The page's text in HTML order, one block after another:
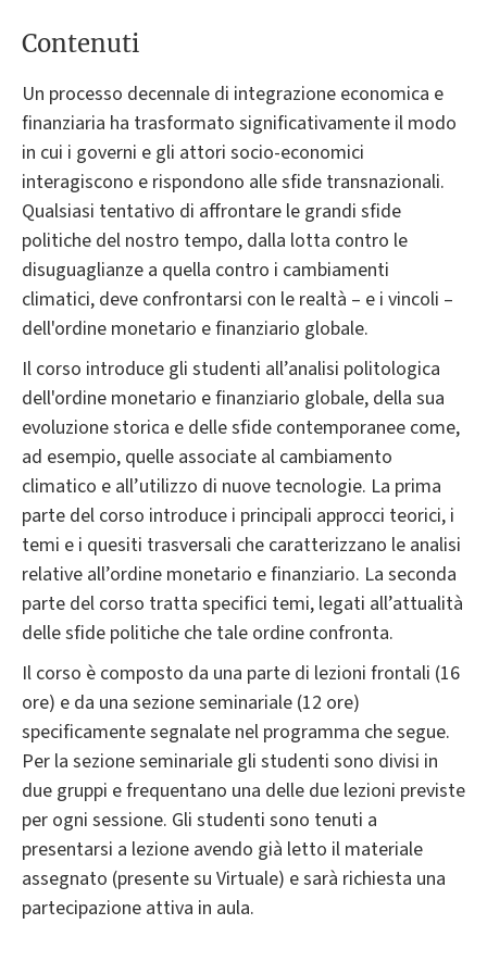
Contenuti
Un processo decennale di integrazione economica e
finanziaria ha trasformato significativamente il modo
in cui i governi e gli attori socio-economici
interagiscono e rispondono alle sfide transnazionali.
Qualsiasi tentativo di affrontare le grandi sfide
politiche del nostro tempo, dalla lotta contro le
disuguaglianze a quella contro i cambiamenti
climatici, deve confrontarsi con le realtà – e i vincoli –
dell'ordine monetario e finanziario globale.
Il corso introduce gli studenti all’analisi politologica
dell'ordine monetario e finanziario globale, della sua
evoluzione storica e delle sfide contemporanee come,
ad esempio, quelle associate al cambiamento
climatico e all’utilizzo di nuove tecnologie. La prima
parte del corso introduce i principali approcci teorici, i
temi e i quesiti trasversali che caratterizzano le analisi
relative all’ordine monetario e finanziario. La seconda
parte del corso tratta specifici temi, legati all’attualità
delle sfide politiche che tale ordine confronta.
Il corso è composto da una parte di lezioni frontali (16
ore) e da una sezione seminariale (12 ore)
specificamente segnalate nel programma che segue.
Per la sezione seminariale gli studenti sono divisi in
due gruppi e frequentano una delle due lezioni previste
per ogni sessione. Gli studenti sono tenuti a
presentarsi a lezione avendo già letto il materiale
assegnato (presente su Virtuale) e sarà richiesta una
partecipazione attiva in aula.